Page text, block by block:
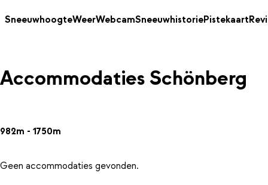
SneeuwhoogteWeerWebcamSneeuwhistoriePistekaart
Accommodaties Schönberg
982m - 1750m
Geen accommodaties gevonden.